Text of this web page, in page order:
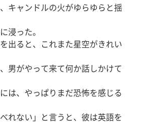
キャンドルの火がゆらゆらと揺
浸った。
出ると、これまた星空がきれい
男がやって来て何か話しかけて
は、やっぱりまだ恐怖を感じる
れない」と言うと、彼は英語を